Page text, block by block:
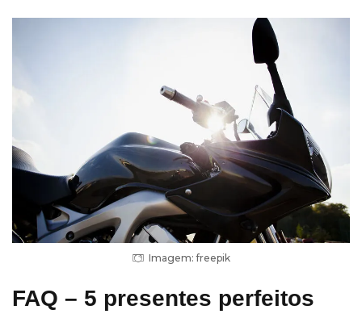
Imagem: freepik
FAQ – 5 presentes perfeitos